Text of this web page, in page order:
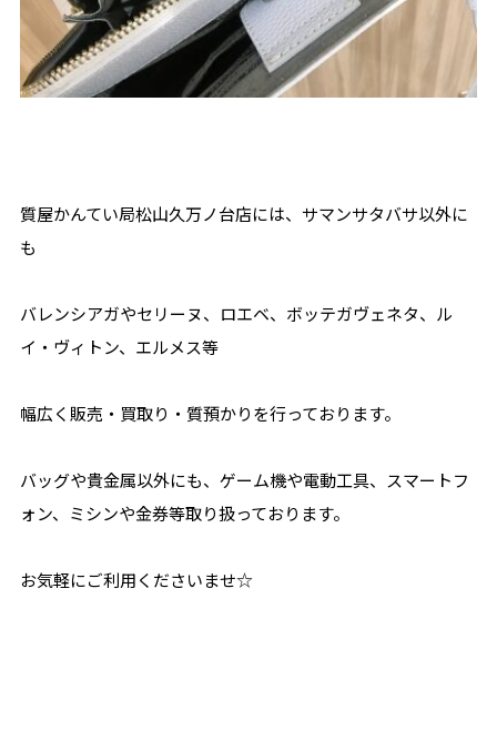
質屋かんてい局松山久万ノ台店には、サマンサタバサ以外に
も
バレンシアガやセリーヌ、ロエベ、ボッテガヴェネタ、ル
イ・ヴィトン、エルメス等
幅広く販売・買取り・質預かりを行っております。
バッグや貴金属以外にも、ゲーム機や電動工具、スマートフ
ォン、ミシンや金券等取り扱っております。
お気軽にご利用くださいませ☆